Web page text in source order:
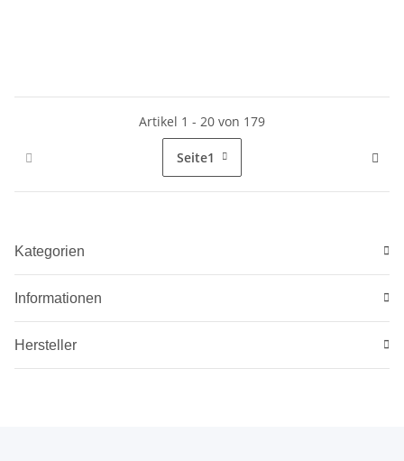
Artikel 1 - 20 von 179
Seite1
Kategorien
Informationen
Hersteller